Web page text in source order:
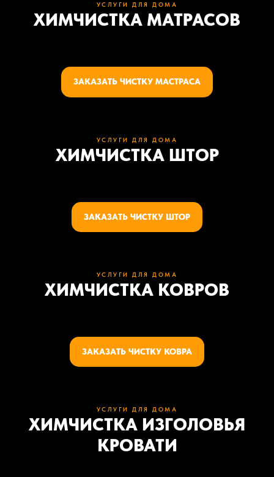
УСЛУГИ ДЛЯ ДОМА
ХИМЧИСТКА МАТРАСОВ
ЗАКАЗАТЬ ЧИСТКУ МАСТРАСА
УСЛУГИ ДЛЯ ДОМА
ХИМЧИСТКА ШТОР
ЗАКАЗАТЬ ЧИСТКУ ШТОР
УСЛУГИ ДЛЯ ДОМА
ХИМЧИСТКА КОВРОВ
ЗАКАЗАТЬ ЧИСТКУ КОВРА
УСЛУГИ ДЛЯ ДОМА
ХИМЧИСТКА ИЗГОЛОВЬЯ
КРОВАТИ